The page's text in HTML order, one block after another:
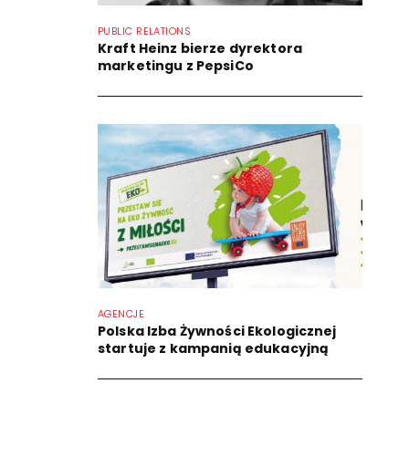
PUBLIC RELATIONS
Kraft Heinz bierze dyrektora
marketingu z PepsiCo
AGENCJE
Polska Izba Żywności Ekologicznej
startuje z kampanią edukacyjną